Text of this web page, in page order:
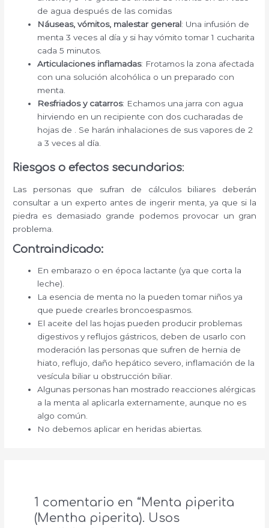
de agua después de las comidas
Náuseas, vómitos, malestar general: Una infusión de
menta 3 veces al día y si hay vómito tomar 1 cucharita
cada 5 minutos.
Articulaciones inflamadas: Frotamos la zona afectada
con una solución alcohólica o un preparado con
menta.
Resfriados y catarros: Echamos una jarra con agua
hirviendo en un recipiente con dos cucharadas de
hojas de . Se harán inhalaciones de sus vapores de 2
a 3 veces al día.
Riesgos o efectos secundarios:
Las personas que sufran de cálculos biliares deberán
consultar a un experto antes de ingerir menta, ya que si la
piedra es demasiado grande podemos provocar un gran
problema.
Contraindicado:
En embarazo o en época lactante (ya que corta la
leche).
La esencia de menta no la pueden tomar niños ya
que puede crearles broncoespasmos.
El aceite del las hojas pueden producir problemas
digestivos y reflujos gástricos, deben de usarlo con
moderación las personas que sufren de hernia de
hiato, reflujo, daño hepático severo, inflamación de la
vesícula biliar u obstrucción biliar.
Algunas personas han mostrado reacciones alérgicas
a la menta al aplicarla externamente, aunque no es
algo común.
No debemos aplicar en heridas abiertas.
1 comentario en “Menta piperita
(Mentha piperita). Usos